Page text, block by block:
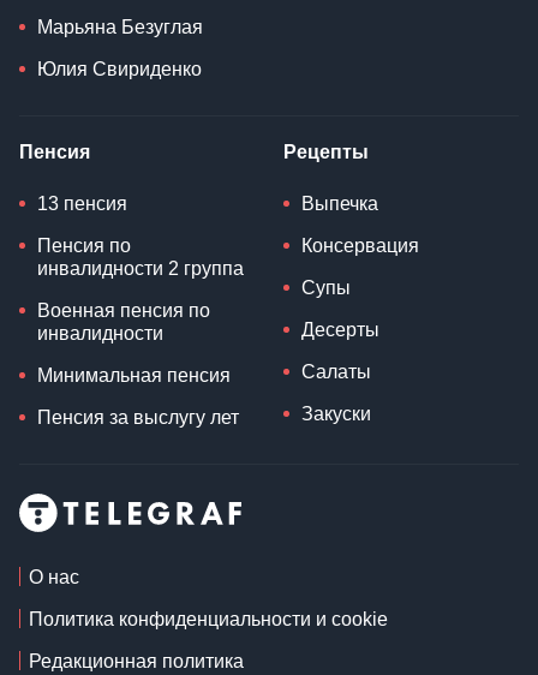
Марьяна Безуглая
Юлия Свириденко
Пенсия
13 пенсия
Пенсия по
инвалидности 2 группа
Военная пенсия по
инвалидности
Минимальная пенсия
Пенсия за выслугу лет
Рецепты
Выпечка
Консервация
Супы
Десерты
Салаты
Закуски
О нас
Политика конфиденциальности и cookie
Редакционная политика